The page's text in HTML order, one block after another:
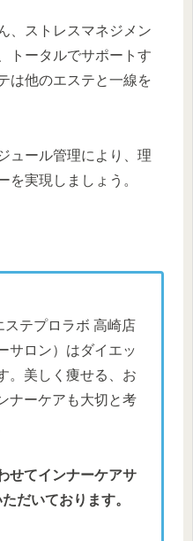
、ストレスマネジメン
トータルでサポートす
は他のエステと一線を
ュール管理により、理
を実現しましょう。
テプロラボ 高崎店
サロン）はダイエッ
。美しく痩せる、お
ナーケアも大切と考
せてインナーケアサ
だいております。